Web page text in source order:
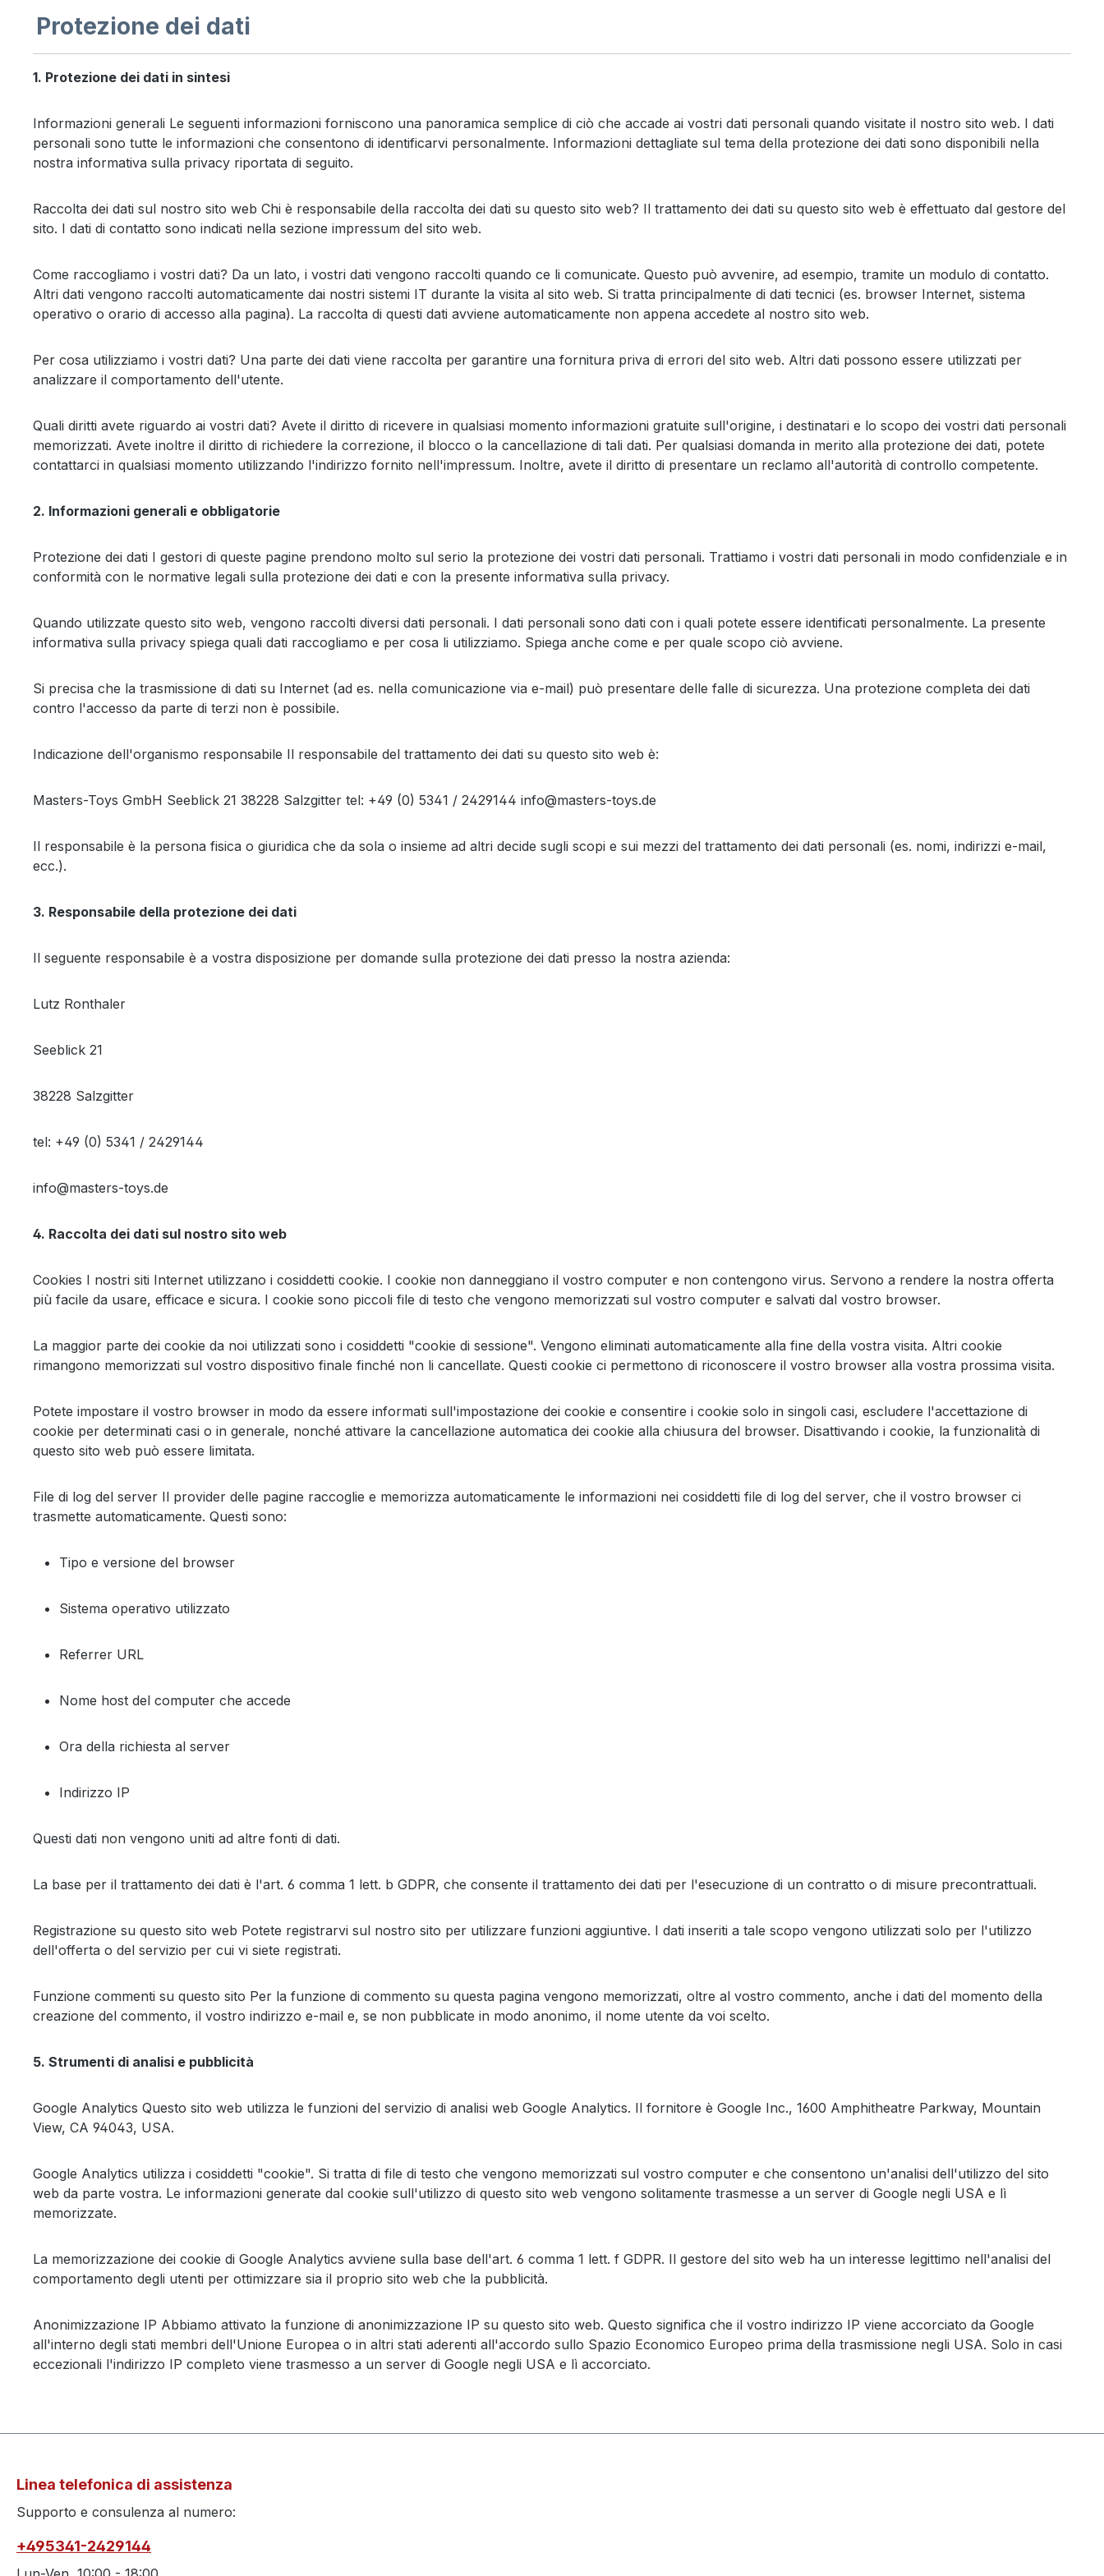
Protezione dei dati
1. Protezione dei dati in sintesi
Informazioni generali Le seguenti informazioni forniscono una panoramica semplice di ciò che accade ai vostri dati personali quando visitate il nostro sito web. I dati
personali sono tutte le informazioni che consentono di identificarvi personalmente. Informazioni dettagliate sul tema della protezione dei dati sono disponibili nella
nostra informativa sulla privacy riportata di seguito.
Raccolta dei dati sul nostro sito web Chi è responsabile della raccolta dei dati su questo sito web? Il trattamento dei dati su questo sito web è effettuato dal gestore del
sito. I dati di contatto sono indicati nella sezione impressum del sito web.
Come raccogliamo i vostri dati? Da un lato, i vostri dati vengono raccolti quando ce li comunicate. Questo può avvenire, ad esempio, tramite un modulo di contatto.
Altri dati vengono raccolti automaticamente dai nostri sistemi IT durante la visita al sito web. Si tratta principalmente di dati tecnici (es. browser Internet, sistema
operativo o orario di accesso alla pagina). La raccolta di questi dati avviene automaticamente non appena accedete al nostro sito web.
Per cosa utilizziamo i vostri dati? Una parte dei dati viene raccolta per garantire una fornitura priva di errori del sito web. Altri dati possono essere utilizzati per
analizzare il comportamento dell'utente.
Quali diritti avete riguardo ai vostri dati? Avete il diritto di ricevere in qualsiasi momento informazioni gratuite sull'origine, i destinatari e lo scopo dei vostri dati personali
memorizzati. Avete inoltre il diritto di richiedere la correzione, il blocco o la cancellazione di tali dati. Per qualsiasi domanda in merito alla protezione dei dati, potete
contattarci in qualsiasi momento utilizzando l'indirizzo fornito nell'impressum. Inoltre, avete il diritto di presentare un reclamo all'autorità di controllo competente.
2. Informazioni generali e obbligatorie
Protezione dei dati I gestori di queste pagine prendono molto sul serio la protezione dei vostri dati personali. Trattiamo i vostri dati personali in modo confidenziale e in
conformità con le normative legali sulla protezione dei dati e con la presente informativa sulla privacy.
Quando utilizzate questo sito web, vengono raccolti diversi dati personali. I dati personali sono dati con i quali potete essere identificati personalmente. La presente
informativa sulla privacy spiega quali dati raccogliamo e per cosa li utilizziamo. Spiega anche come e per quale scopo ciò avviene.
Si precisa che la trasmissione di dati su Internet (ad es. nella comunicazione via e-mail) può presentare delle falle di sicurezza. Una protezione completa dei dati
contro l'accesso da parte di terzi non è possibile.
Indicazione dell'organismo responsabile Il responsabile del trattamento dei dati su questo sito web è:
Masters-Toys GmbH Seeblick 21 38228 Salzgitter tel: +49 (0) 5341 / 2429144 info@masters-toys.de
Il responsabile è la persona fisica o giuridica che da sola o insieme ad altri decide sugli scopi e sui mezzi del trattamento dei dati personali (es. nomi, indirizzi e-mail,
ecc.).
3. Responsabile della protezione dei dati
Il seguente responsabile è a vostra disposizione per domande sulla protezione dei dati presso la nostra azienda:
Lutz Ronthaler
Seeblick 21
38228 Salzgitter
tel: +49 (0) 5341 / 2429144
info@masters-toys.de
4. Raccolta dei dati sul nostro sito web
Cookies I nostri siti Internet utilizzano i cosiddetti cookie. I cookie non danneggiano il vostro computer e non contengono virus. Servono a rendere la nostra offerta
più facile da usare, efficace e sicura. I cookie sono piccoli file di testo che vengono memorizzati sul vostro computer e salvati dal vostro browser.
La maggior parte dei cookie da noi utilizzati sono i cosiddetti "cookie di sessione". Vengono eliminati automaticamente alla fine della vostra visita. Altri cookie
rimangono memorizzati sul vostro dispositivo finale finché non li cancellate. Questi cookie ci permettono di riconoscere il vostro browser alla vostra prossima visita.
Potete impostare il vostro browser in modo da essere informati sull'impostazione dei cookie e consentire i cookie solo in singoli casi, escludere l'accettazione di
cookie per determinati casi o in generale, nonché attivare la cancellazione automatica dei cookie alla chiusura del browser. Disattivando i cookie, la funzionalità di
questo sito web può essere limitata.
File di log del server Il provider delle pagine raccoglie e memorizza automaticamente le informazioni nei cosiddetti file di log del server, che il vostro browser ci
trasmette automaticamente. Questi sono:
Tipo e versione del browser
Sistema operativo utilizzato
Referrer URL
Nome host del computer che accede
Ora della richiesta al server
Indirizzo IP
Questi dati non vengono uniti ad altre fonti di dati.
La base per il trattamento dei dati è l'art. 6 comma 1 lett. b GDPR, che consente il trattamento dei dati per l'esecuzione di un contratto o di misure precontrattuali.
Registrazione su questo sito web Potete registrarvi sul nostro sito per utilizzare funzioni aggiuntive. I dati inseriti a tale scopo vengono utilizzati solo per l'utilizzo
dell'offerta o del servizio per cui vi siete registrati.
Funzione commenti su questo sito Per la funzione di commento su questa pagina vengono memorizzati, oltre al vostro commento, anche i dati del momento della
creazione del commento, il vostro indirizzo e-mail e, se non pubblicate in modo anonimo, il nome utente da voi scelto.
5. Strumenti di analisi e pubblicità
Google Analytics Questo sito web utilizza le funzioni del servizio di analisi web Google Analytics. Il fornitore è Google Inc., 1600 Amphitheatre Parkway, Mountain
View, CA 94043, USA.
Google Analytics utilizza i cosiddetti "cookie". Si tratta di file di testo che vengono memorizzati sul vostro computer e che consentono un'analisi dell'utilizzo del sito
web da parte vostra. Le informazioni generate dal cookie sull'utilizzo di questo sito web vengono solitamente trasmesse a un server di Google negli USA e lì
memorizzate.
La memorizzazione dei cookie di Google Analytics avviene sulla base dell'art. 6 comma 1 lett. f GDPR. Il gestore del sito web ha un interesse legittimo nell'analisi del
comportamento degli utenti per ottimizzare sia il proprio sito web che la pubblicità.
Anonimizzazione IP Abbiamo attivato la funzione di anonimizzazione IP su questo sito web. Questo significa che il vostro indirizzo IP viene accorciato da Google
all'interno degli stati membri dell'Unione Europea o in altri stati aderenti all'accordo sullo Spazio Economico Europeo prima della trasmissione negli USA. Solo in casi
eccezionali l'indirizzo IP completo viene trasmesso a un server di Google negli USA e lì accorciato.
Linea telefonica di assistenza
Supporto e consulenza al numero:
+495341-2429144